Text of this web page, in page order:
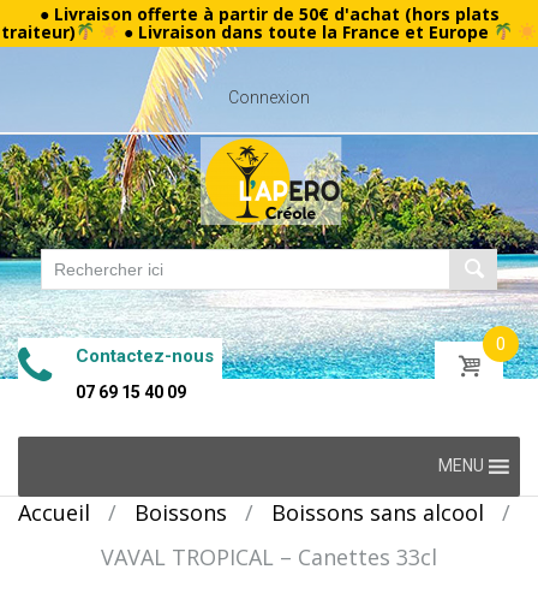
● Livraison offerte à partir de 50€ d'achat (hors plats
traiteur) ● Livraison dans toute la France et Europe
Connexion
Contactez-nous
07 69 15 40 09
0
content
MENU
Accueil / Boissons / Boissons sans alcool
/
VAVAL TROPICAL – Canettes 33cl